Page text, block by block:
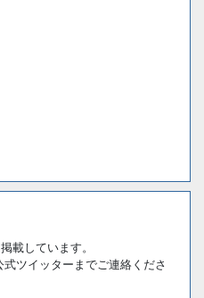
載しています。
ツイッターまでご連絡くださ